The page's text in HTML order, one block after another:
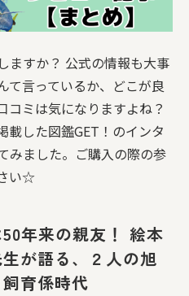
ますか？ 公式の情報も大事
て言っているか、どこが良
コミは気になりますよね？
載した図鑑GET！のインタ
みました。ご購入の際の参
い☆
年来の親友！ 絵本
が語る、２人の旭
育係時代